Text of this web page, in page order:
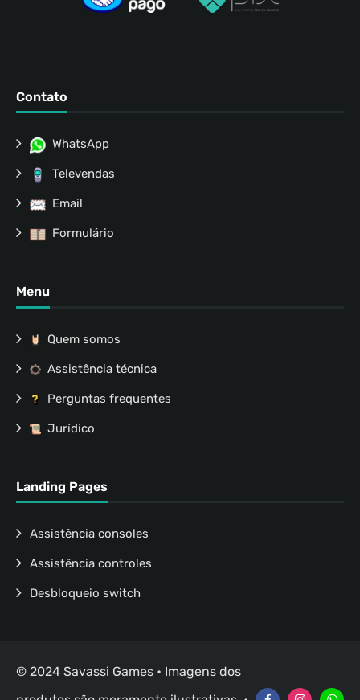
Contato
WhatsApp
Televendas
Email
Formulário
Menu
Quem somos
Assistência técnica
Perguntas frequentes
Jurídico
Landing Pages
Assistência consoles
Assistência controles
Desbloqueio switch
© 2024 Savassi Games • Imagens dos